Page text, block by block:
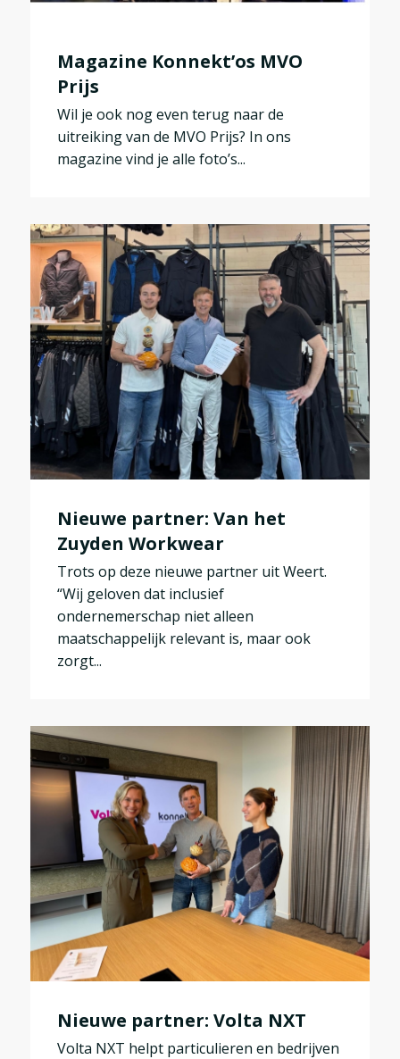
Magazine Konnekt’os MVO
Prijs
Wil je ook nog even terug naar de
uitreiking van de MVO Prijs? In ons
magazine vind je alle foto’s...
Nieuwe partner: Van het
Zuyden Workwear
Trots op deze nieuwe partner uit Weert.
“Wij geloven dat inclusief
ondernemerschap niet alleen
maatschappelijk relevant is, maar ook
zorgt...
Nieuwe partner: Volta NXT
Volta NXT helpt particulieren en bedrijven